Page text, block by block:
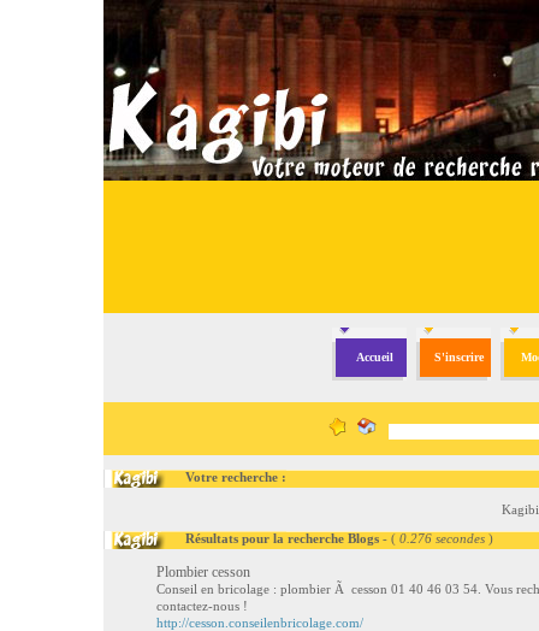
Accueil S'inscrire
Votre recherche :
Résultats pour la recherche Blogs - ( 0.276 secondes )
Plombier cesson
Conseil en bricolage : plombier Ã cesson 01 40 46 03 54. Vous
contactez-nous !
http://cesson.conseilenbricolage.com/